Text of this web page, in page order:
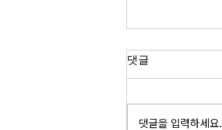
댓글
댓글을 입력하세요.